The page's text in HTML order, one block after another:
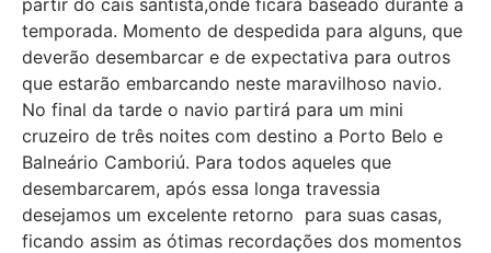
temporada. Momento de despedida para alguns, que
deverão desembarcar e de expectativa para outros
que estarão embarcando neste maravilhoso navio.
No final da tarde o navio partirá para um mini
cruzeiro de três noites com destino a Porto Belo e
Balneário Camboriú. Para todos aqueles que
desembarcarem, após essa longa travessia
desejamos um excelente retorno para suas casas,
ficando assim as ótimas recordações dos momentos